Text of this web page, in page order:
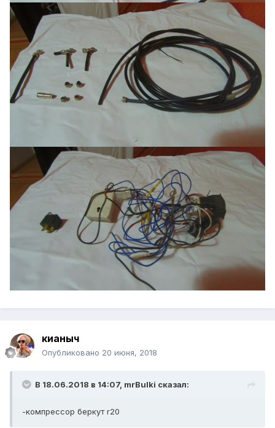
кианыч
Опубликовано 20 июня, 2018
В 18.06.2018 в 14:07, mrBulki сказал:
-компрессор беркут r20